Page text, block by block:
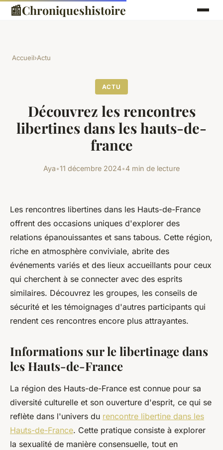
📰Chroniqueshistoire
Accueil›Actu
ACTU
Découvrez les rencontres
libertines dans les hauts-de-
france
Aya•11 décembre 2024•4 min de lecture
Les rencontres libertines dans les Hauts-de-France
offrent des occasions uniques d'explorer des
relations épanouissantes et sans tabous. Cette région,
riche en atmosphère conviviale, abrite des
événements variés et des lieux accueillants pour ceux
qui cherchent à se connecter avec des esprits
similaires. Découvrez les groupes, les conseils de
sécurité et les témoignages d'autres participants qui
rendent ces rencontres encore plus attrayantes.
Informations sur le libertinage dans
les Hauts-de-France
La région des Hauts-de-France est connue pour sa
diversité culturelle et son ouverture d'esprit, ce qui se
reflète dans l'univers du rencontre libertine dans les
Hauts-de-France. Cette pratique consiste à explorer
la sexualité de manière consensuelle, tout en